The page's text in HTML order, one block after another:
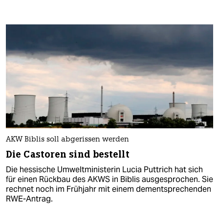
AKW Biblis soll abgerissen werden
Die Castoren sind bestellt
Die hessische Umweltministerin Lucia Puttrich hat sich
für einen Rückbau des AKWS in Biblis ausgesprochen. Sie
rechnet noch im Frühjahr mit einem dementsprechenden
RWE-Antrag.